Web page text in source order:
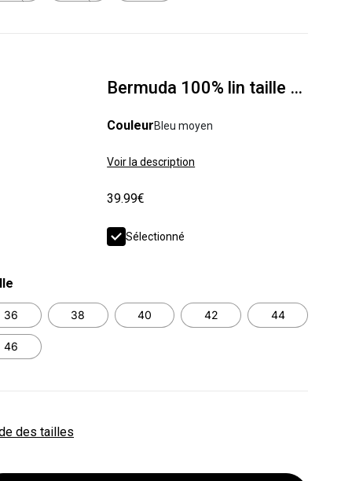
Bermuda 100% lin taille élastiquée
CouleurBleu moyen
Voir la description
39.99€
Sélectionné
36 38 40 42 44
46
des tailles